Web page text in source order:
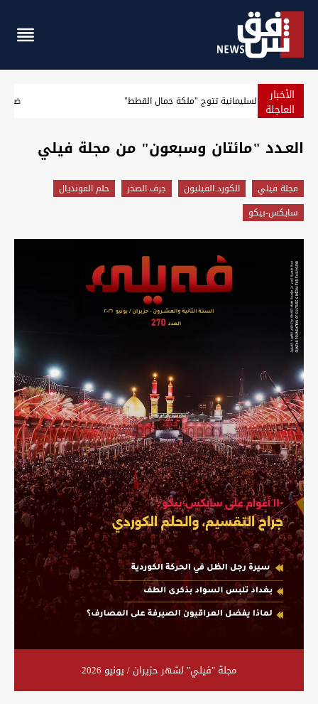
الأخبار
العاجلة بالصور.. السليمانية تتوج "ملكة جمال القطط"
العـدد "مائتان وسبعون" من مجلة فيلي
مجلة فيلي الكورد الفيليون جرف الصخر
حلم المونديال
سايكس-بيكو
مجلة "فيلي" لشهر حزيران / يونيو 2026